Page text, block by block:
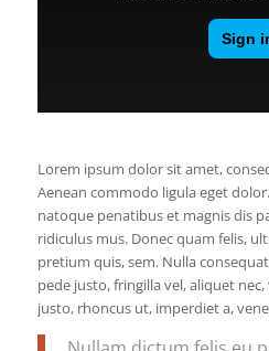
Lorem ipsum dolor sit amet,
Aenean commodo ligula eget
natoque penatibus et magnis dis
ridiculus mus. Donec quam felis,
pretium quis, sem. Nulla
pede justo, fringilla vel, aliquet
justo, rhoncus ut, imperdiet a,